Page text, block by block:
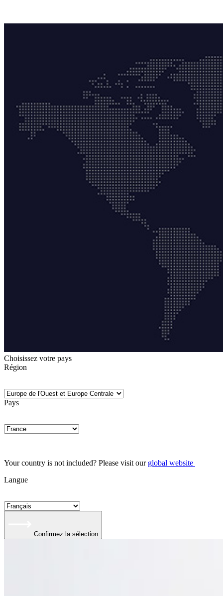
Choisissez votre pays
Région
Pays
Your country is not included? Please visit our global website
Langue
Confirmez la sélection